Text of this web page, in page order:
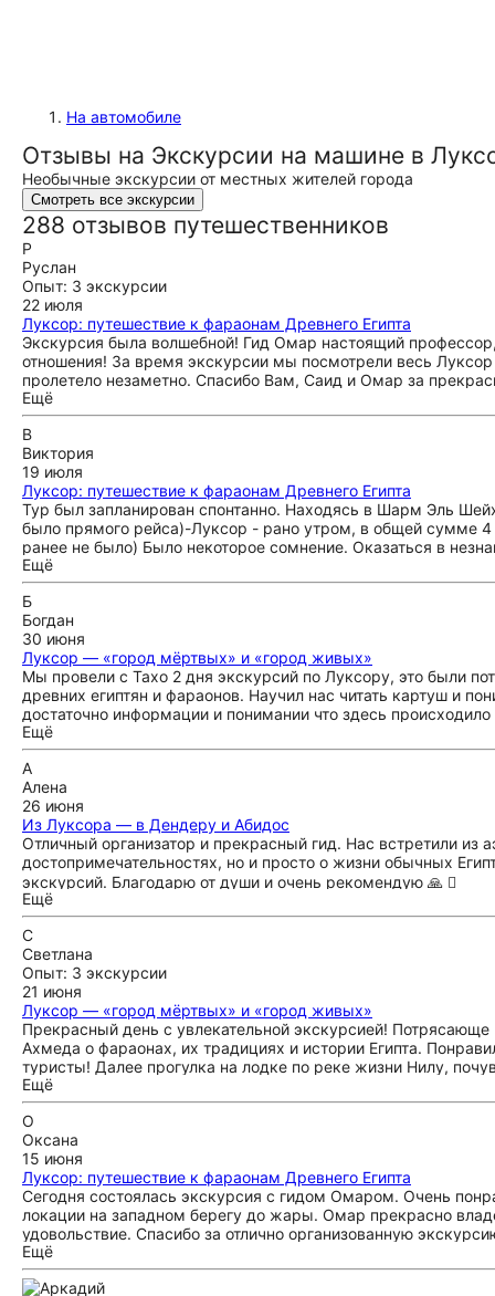
На автомобиле
Отзывы на Экскурсии на машине в
Необычные экскурсии от местных жителей города
Смотреть все экскурсии
288 отзывов путешественников
Р
Руслан
Опыт: 3 экскурсии
22 июля
Луксор: путешествие к фараонам Древнего Египта
Экскурсия была волшебной! Гид Омар настоящий
отношения! За время экскурсии мы посмотрели весь
пролетело незаметно. Спасибо Вам, Саид и Омар за
Ещё
В
Виктория
19 июля
Луксор: путешествие к фараонам Древнего Египта
Тур был запланирован спонтанно. Находясь в Шарм Эль
было прямого рейса)-Луксор - рано утром, в общей сумме
ранее не было) Было некоторое сомнение. Оказаться в
вернуться обратно и посетить все, что хотелось. Все было
Посетили все заплонированные достопримечательности:
ограничено, Омар подсказал наиболее интересные места
нужно обратить внимание. В дороге рассказал историю
завершению эксурсии пригласил нас в уютный магазин со
как это туристическая точка, нам предложили приобрести
проведенной экскурсии нас отвезли в аэропорт.
замечательной. Ни разу не пожелели о проведенном
оставалось сил для непосещенных мест.
Ещё
Б
Богдан
30 июня
Луксор — «город мёртвых» и «город живых»
Мы провели с Тахо 2 дня экскурсий по Луксору, это были
древних египтян и фараонов. Научил нас читать картуш и
достаточно информации и понимании что здесь
путишествии. Помогал нам найти правильных продавцов
языке и мы получали лучшую цену ! Мы также посетили
где нам показали как правильно делают свитки из
то новое под кондиционером 🙏🏻 У нас был комфортный
отеля ровно в наши часы. Спасибо Таха за эти два
Ещё
А
Алена
26 июня
Из Луксора — в Дендеру и Абидос
Отличный организатор и прекрасный гид. Нас встретили из
достопримечательностях, но и просто о жизни обычных
экскурсий. Благодарю от души и очень рекомендую 🙏 🏻
Ещё
С
Светлана
Опыт: 3 экскурсии
21 июня
Луксор — «город мёртвых» и «город живых»
Прекрасный день с увлекательной экскурсией!
Ахмеда о фараонах, их традициях и истории Египта.
туристы! Далее прогулка на лодке по реке жизни Нилу,
от Ахмеда по иероглифам, картушам и изображениям был
Ра и единственной женщины египтянки-фараона очень
был удачным завершением такого насыщенного дня! Особо
Ахмеда, заботу и внимательное отношение водителя
запоминающе! Спасибо! Рекомендую однозначно!
Ещё
О
Оксана
15 июня
Луксор: путешествие к фараонам Древнего Египта
Сегодня состоялась экскурсия с гидом Омаром. Очень
локации на западном берегу до жары. Омар прекрасно
удовольствие. Спасибо за отлично организованную
Ещё